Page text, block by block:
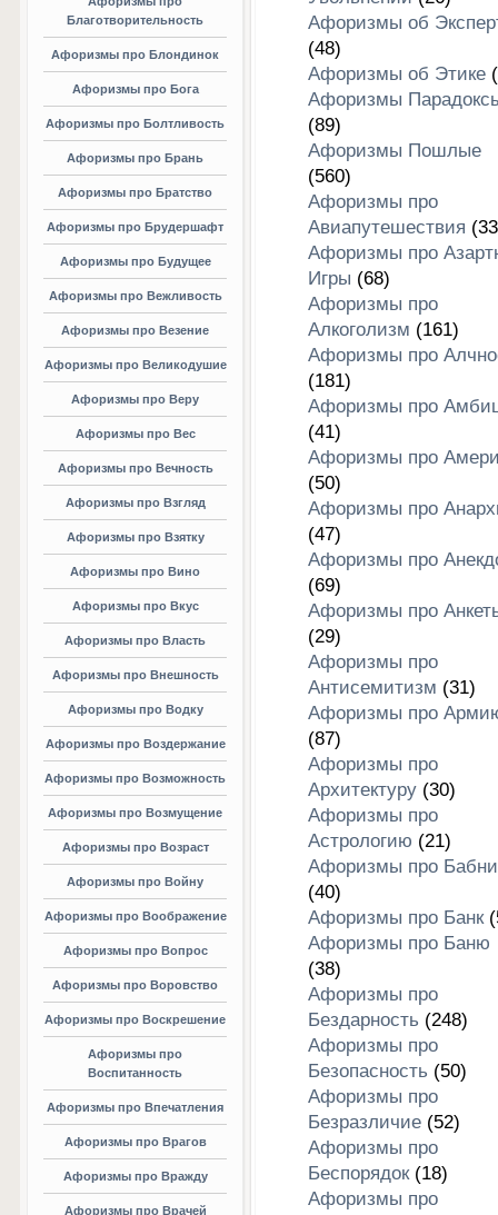
Благотворительность
Афоризмы про Блондинок
Афоризмы про Бога
Афоризмы про Болтливость
Афоризмы про Брань
Афоризмы про Братство
Афоризмы про Брудершафт
Афоризмы про Будущее
Афоризмы про Вежливость
Афоризмы про Везение
Афоризмы про Великодушие
Афоризмы про Веру
Афоризмы про Вес
Афоризмы про Вечность
Афоризмы про Взгляд
Афоризмы про Взятку
Афоризмы про Вино
Афоризмы про Вкус
Афоризмы про Власть
Афоризмы про Внешность
Афоризмы про Водку
Афоризмы про Воздержание
Афоризмы про Возможность
Афоризмы про Возмущение
Афоризмы про Возраст
Афоризмы про Войну
Афоризмы про Воображение
Афоризмы про Вопрос
Афоризмы про Воровство
Афоризмы про Воскрешение
Афоризмы про
Воспитанность
Афоризмы про Впечатления
Афоризмы про Врагов
Афоризмы про Вражду
Афоризмы про Врачей
Афоризмы об
(48)
Афоризмы об Этике
Афоризмы
(89)
Афоризмы Пошлые
(560)
Афоризмы про
Авиапутешествия
Афоризмы про
Игры (68)
Афоризмы про
Алкоголизм (161)
Афоризмы про
(181)
Афоризмы про
(41)
Афоризмы про
(50)
Афоризмы про
(47)
Афоризмы про
(69)
Афоризмы про
(29)
Афоризмы про
Антисемитизм (31)
Афоризмы про
(87)
Афоризмы про
Архитектуру(30)
Афоризмы про
Астрологию (21)
Афоризмы про
(40)
Афоризмы про Банк
Афоризмы про Баню
(38)
Афоризмы про
Бездарность (248)
Афоризмы про
Безопасность (50)
Афоризмы про
Безразличие(52)
Афоризмы про
Беспорядок(18)
Афоризмы про